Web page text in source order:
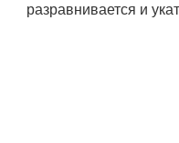
разравнивается и